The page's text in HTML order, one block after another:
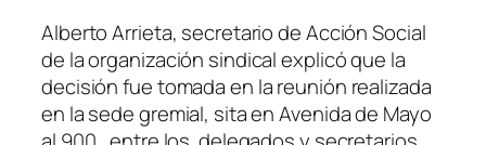
Alberto Arrieta, secretario de Acción Social
de la organización sindical explicó que la
decisión fue tomada en la reunión realizada
en la sede gremial, sita en Avenida de Mayo